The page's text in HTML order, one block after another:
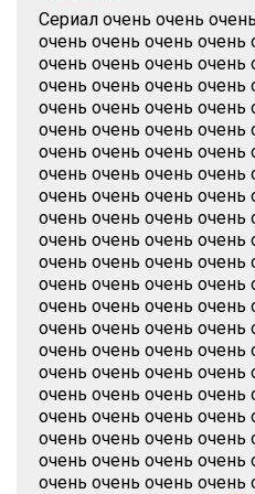
Сериал очень очень
очень очень очень очень
очень очень очень очень
очень очень очень очень
очень очень очень очень
очень очень очень очень
очень очень очень очень
очень очень очень очень
очень очень очень очень
очень очень очень очень
очень очень очень очень
очень очень очень очень
очень очень очень очень
очень очень очень очень
очень очень очень очень
очень очень очень очень
очень очень очень очень
очень очень очень очень
очень очень очень очень
очень очень очень очень
очень очень очень очень
очень очень очень очень